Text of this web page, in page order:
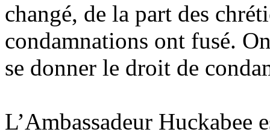
changé, de la part des
condamnations ont fusé.
se donner le droit de
L’Ambassadeur Huckabee